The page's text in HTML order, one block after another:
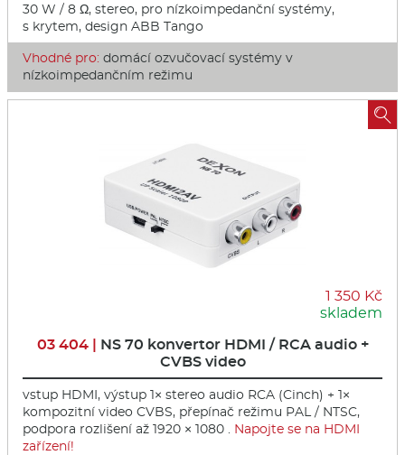
30 W / 8 Ω, stereo, pro nízkoimpedanční systémy,
s krytem, design ABB Tango
Vhodné pro: domácí ozvučovací systémy v
nízkoimpedančním režimu
1 350 Kč
skladem
03 404 | NS 70 konvertor HDMI / RCA audio +
CVBS video
vstup HDMI, výstup 1× stereo audio RCA (Cinch) + 1×
kompozitní video CVBS, přepínač režimu PAL / NTSC,
podpora rozlišení až 1920 × 1080 . Napojte se na HDMI
zařízení!
